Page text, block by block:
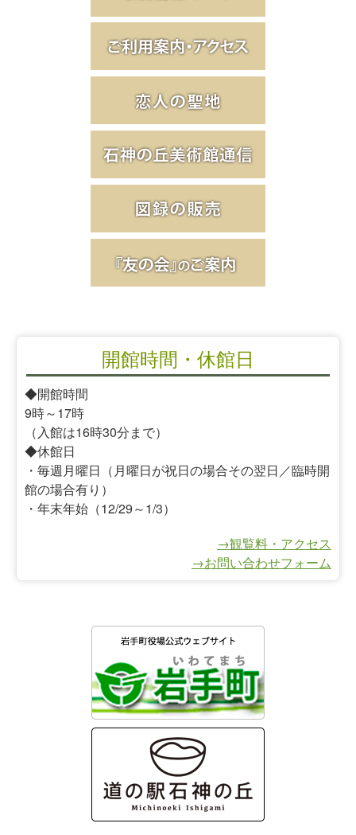
開館時間・休館日
◆開館時間
9時～17時
（入館は16時30分まで）
◆休館日
・毎週月曜日（月曜日が祝日の場合その翌日／臨時開
館の場合有り）
・年末年始（12/29～1/3）
→観覧料・アクセス
→お問い合わせフォーム